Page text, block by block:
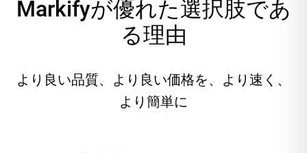
Markifyが優れた選択肢であ
る理由
より良い品質、より良い価格を、より速く、
より簡単に